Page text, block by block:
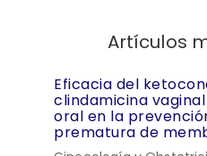
Artículos
Eficacia del
clindamicina vaginal
oral en la
prematura de